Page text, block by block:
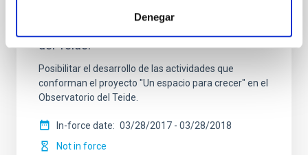
Denegar
y el IAC para el desarrollo del proyecto "Un
espacio para crecer" en el Observatorio
del Teide.
Posibilitar el desarrollo de las actividades que
conforman el proyecto "Un espacio para crecer" en el
Observatorio del Teide.
In-force date 03/28/2017 - 03/28/2018
Not in force